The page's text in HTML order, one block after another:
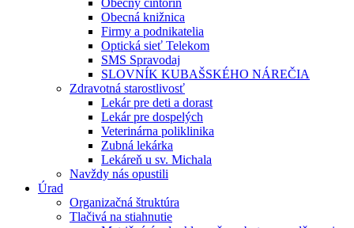
Obecný cintorín
Obecná knižnica
Firmy a podnikatelia
Optická sieť Telekom
SMS Spravodaj
SLOVNÍK KUBAŠSKÉHO NÁREČIA
Zdravotná starostlivosť
Lekár pre deti a dorast
Lekár pre dospelých
Veterinárna poliklinika
Zubná lekárka
Lekáreň u sv. Michala
Navždy nás opustili
Úrad
Organizačná štruktúra
Tlačivá na stiahnutie